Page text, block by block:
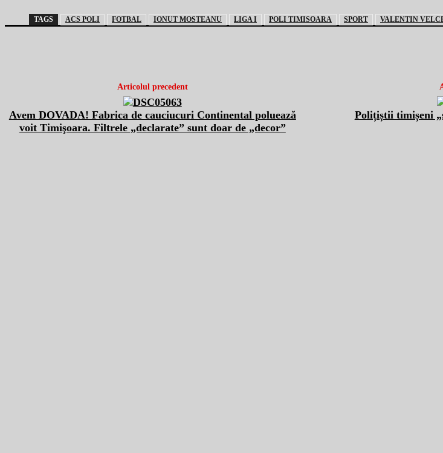
TAGS ACS POLI FOTBAL IONUT MOSTEANU LIGA I POLI TIMISOARA SPORT VALENTIN
Articolul precedent
Avem DOVADA! Fabrica de cauciucuri Continental poluează
voit Timişoara. Filtrele „declarate” sunt doar de „decor”
Polițiștii timișeni